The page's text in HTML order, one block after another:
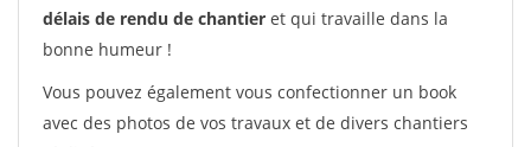
délais de rendu de chantier et qui travaille dans la
bonne humeur !
Vous pouvez également vous confectionner un book
avec des photos de vos travaux et de divers chantiers